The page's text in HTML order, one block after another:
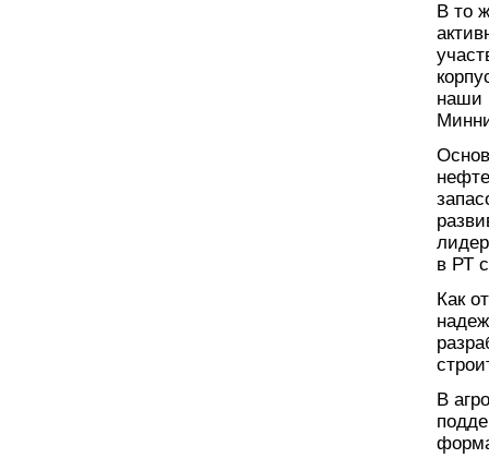
В то
наши
в РТ
Как
В